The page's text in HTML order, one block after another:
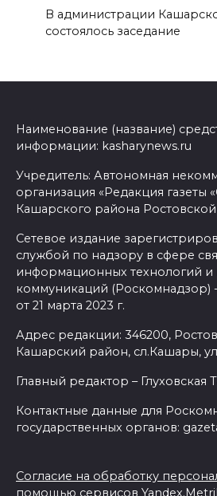
В администрации
состоялось заседание
Наименование (название)
информации: kasharynews.ru
Учредитель: Автономная
организация «Редакция газеты
Кашарского района Ростовской
Сетевое издание
службой по надзору в сфере
информационных технологий и
коммуникаций
от 21 марта 2023 г.
Адрес редакции: 346200,
Кашарский район, сл.Кашары,
Главный редактор – Глуховская
Контактные данные для
государственных органов:
Согласие на обработку
помощью сервисов